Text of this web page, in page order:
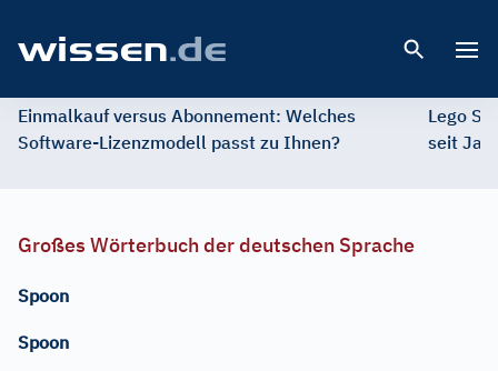
Einmalkauf versus Abonnement: Welches
Software-Lizenzmodell passt zu Ihnen?
Lego
seit
Großes Wörterbuch der deutschen Sprache
Spoon
Spoon